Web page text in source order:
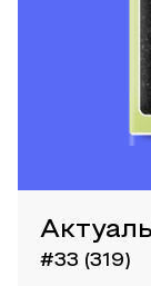
#33 (319)